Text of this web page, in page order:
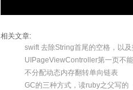
相关文章:
swift 去除String首尾的空格，以
UIPageViewController第一页不
不分配动态内存翻转单向链表
GC的三种方式，读ruby之父写的